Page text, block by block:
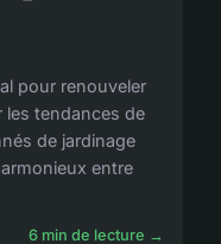
pour renouveler
les tendances de
de jardinage
entre
6 min de lecture →